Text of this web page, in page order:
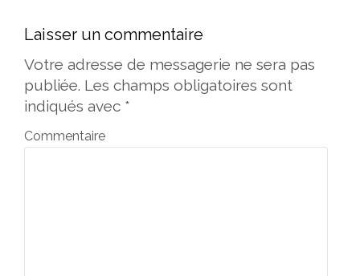
Laisser un commentaire
Votre adresse de messagerie ne sera pas
publiée. Les champs obligatoires sont
indiqués avec *
Commentaire